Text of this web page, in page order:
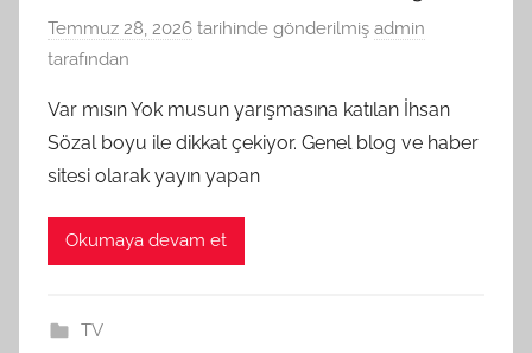
Temmuz 28, 2026 tarihinde gönderilmiş admin
tarafından
Var mısın Yok musun yarışmasına katılan İhsan
Sözal boyu ile dikkat çekiyor. Genel blog ve haber
sitesi olarak yayın yapan
Okumaya devam et
TV